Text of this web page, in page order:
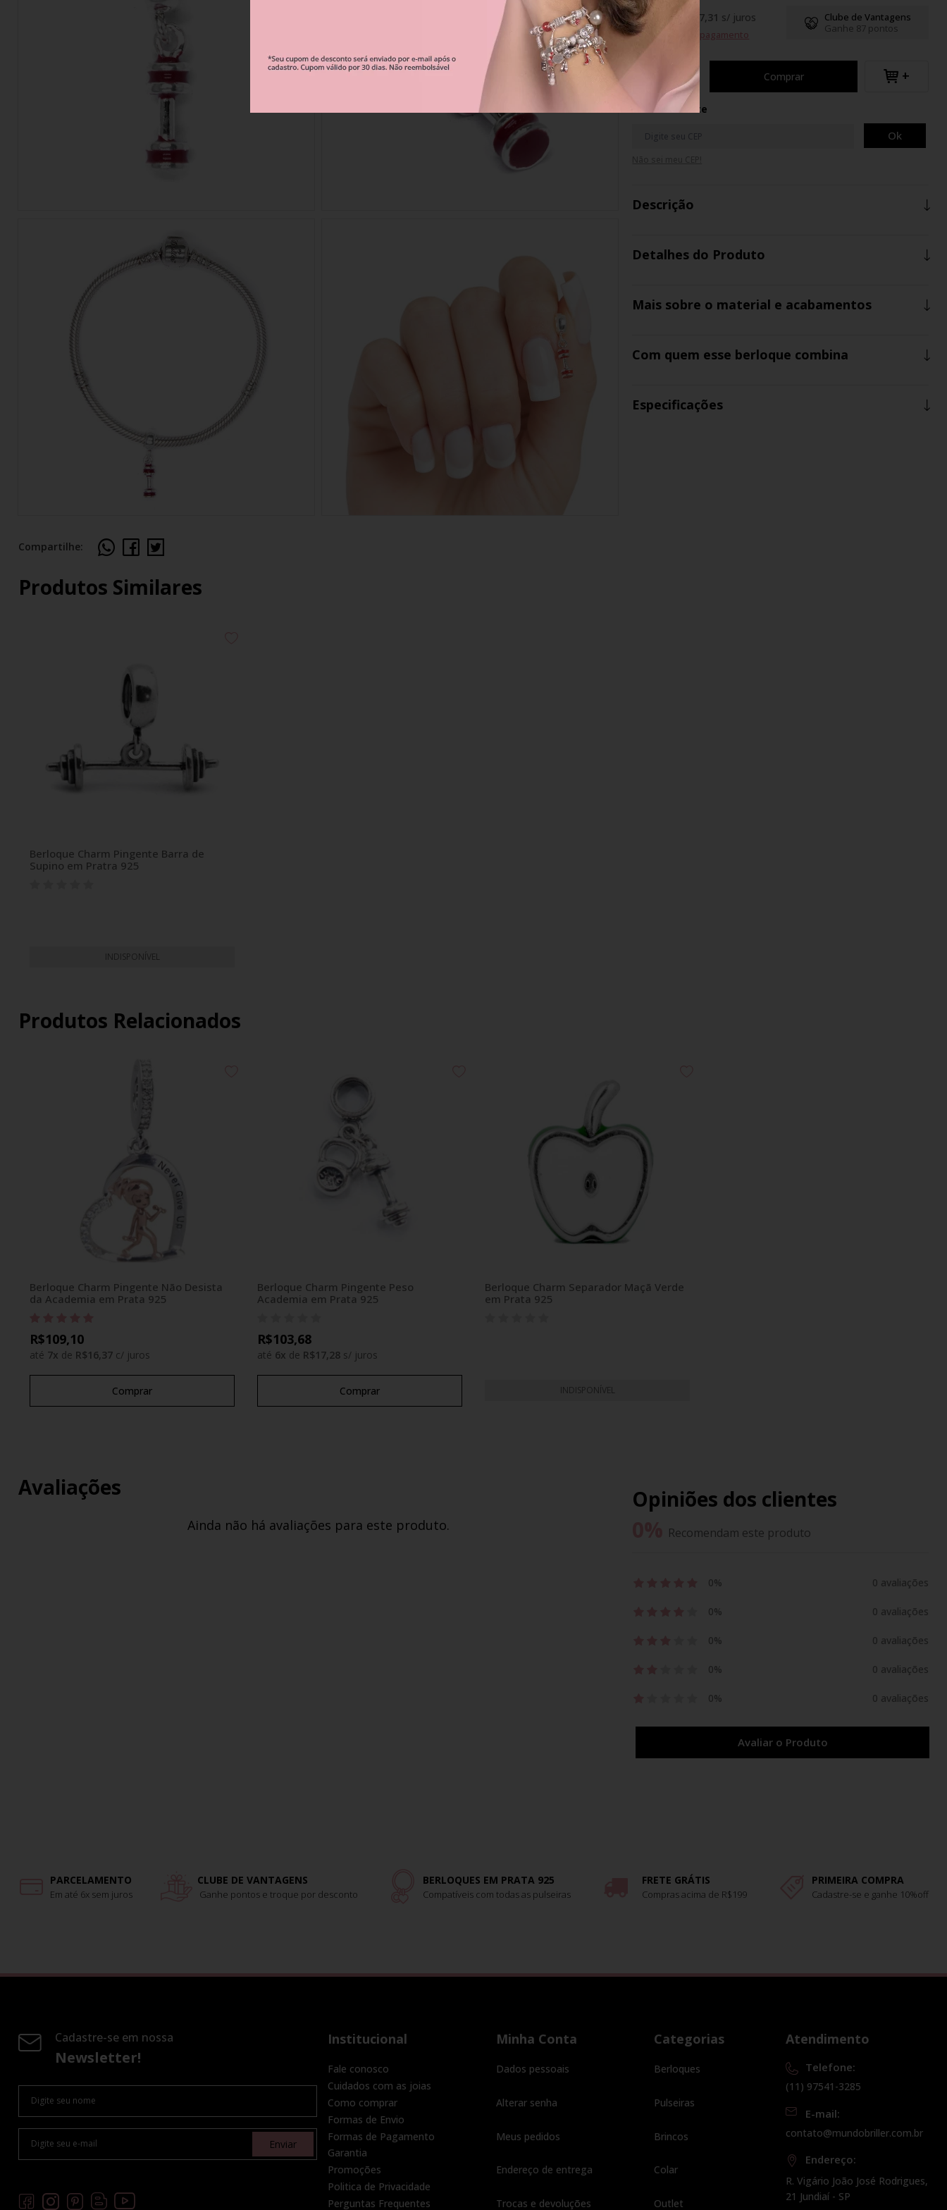
Berloque Verão
Compartilhe:
Clube de Vantagens
Ganhe 87 pontos
até de R$ 17,31 s/ juros
Formas de pagamento
Comprar +
Calcule o Frete
Ok
Descrição
Detalhes do Produto
Mais sobre o material e acabamentos
Com quem esse berloque combina
Especificações
Produtos Similares
Berloque Charm Pingente Barra de
Supino em Pratra 925
INDISPONÍVEL
Produtos Relacionados
Berloque Charm Pingente Não Desista
da Academia em Prata 925
R$109,10
até 7x de R$16,37 c/ juros
Comprar
Berloque Charm Pingente Peso
Academia em Prata 925
R$103,68
até 6x de R$17,28 s/ juros
Comprar
Berloque Charm Separador Maçã Verde
em Prata 925
INDISPONÍVEL
Avaliações
Ainda não há avaliações para este produto.
Opiniões dos clientes
Recomendam este produto
0% 0 avaliações
0% 0 avaliações
0% 0 avaliações
0% 0 avaliações
0% 0 avaliações
Avaliar o Produto
PARCELAMENTO
Em até 6x sem juros
CLUBE DE VANTAGENS
Ganhe pontos e troque por desconto
BERLOQUES EM PRATA 925
Compatíveis com todas as pulseiras
FRETE GRÁTIS
Compras acima de R$199
PRIMEIRA COMPRA
Cadastre-se e ganhe 10%off
Cadastre-se em nossa
Newsletter!
Enviar
Institucional
Fale conosco
Cuidados com as joias
Como comprar
Formas de Envio
Formas de Pagamento
Garantia
Promoções
Politica de Privacidade
Perguntas Frequentes
Minha Conta
Dados pessoais
Alterar senha
Meus pedidos
Endereço de entrega
Trocas e devoluções
Categorias
Berloques
Pulseiras
Brincos
Colar
Outlet
Atendimento
Telefone:
(11) 97541-3285
E-mail:
contato@mundobriller.com.br
Endereço:
R. Vigário João José Rodrigues,
21 Jundiaí - SP